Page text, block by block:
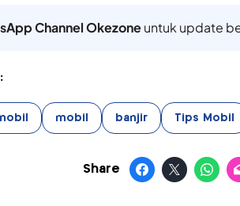
Channel Okezoneuntuk update
mobil banjir Tips Mobil
Share